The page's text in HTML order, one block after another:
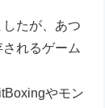
たが、あつ
れるゲーム
やモン